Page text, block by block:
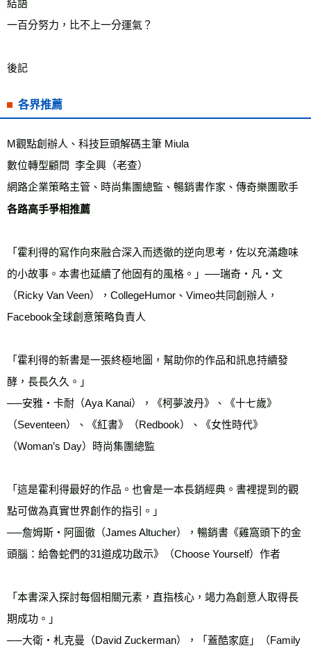
結語
一百分努力，比不上一分運氣？
後記
各界推薦
M觀點創辦人、科技巨頭解碼主筆 Miula
數位轉型顧問  李全興（老查）
各路高手爭相推薦
「霍利得的寫作向來融合深入而透徹的逆向思考，佐以充滿趣味
的小故事。本書也延續了他固有的風格。」──瑞奇・凡・文
（Ricky Van Veen），CollegeHumor、Vimeo共同創辦人，
Facebook全球創意策略負責人
「霍利得的新書是一張終極地圖，幫助你的作品和訊息持續發
酵，長長久久。」
──安雅・卡耐（Aya Kanai），《柯夢波丹》、《十七歲》
（Seventeen）、《紅書》（Redbook）、《女性時代》
（Woman’s Day）時尚集團總監
「這是霍利得最好的作品。也會是一本長銷經典。書裡提到的觀
點可做為真實世界創作的指引。」
──詹姆斯・阿圖徹（James Altucher），暢銷書《雞窩頭下的金
頭腦：給魯蛇們的31道成功啟示》（Choose Yourself）作者
「本書深入探討每個相關元素，直指核心，竭力為創意人取得長
期成功。」
──大衛・札克曼（David Zuckerman），「蓋酷家庭」（Family